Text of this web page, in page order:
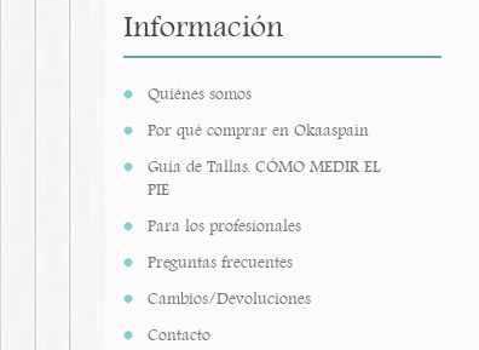
Información
Quiénes somos
Por qué comprar en Okaaspain
Guía de Tallas. CÓMO MEDIR EL
PIE
Para los profesionales
Preguntas frecuentes
Cambios/Devoluciones
Contacto